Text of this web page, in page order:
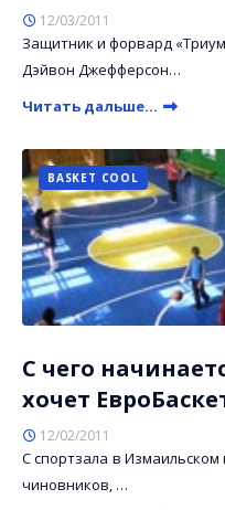
12/03/2011
Защитник и форвард
Дэйвон Джефферсон…
Читать дальше...
BASKET COOL
C чего
хочет
12/02/2011
С спортзала в
чиновников, …